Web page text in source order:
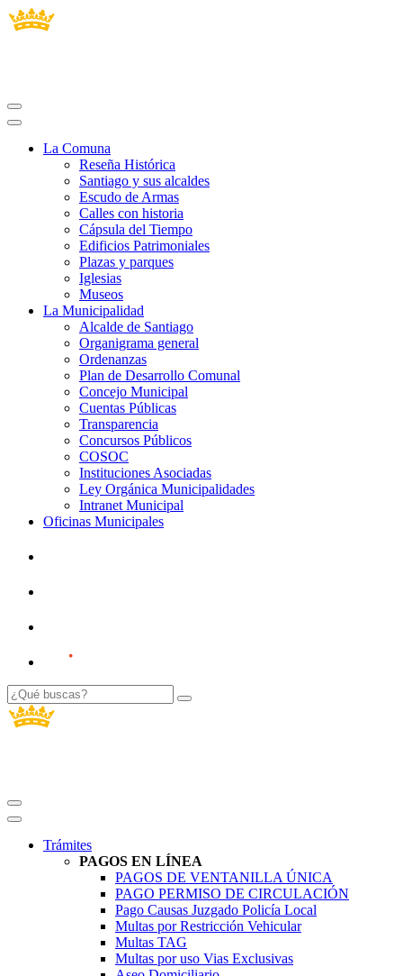
La Comuna
Reseña Histórica
Santiago y sus alcaldes
Escudo de Armas
Calles con historia
Cápsula del Tiempo
Edificios Patrimoniales
Plazas y parques
Iglesias
Museos
La Municipalidad
Alcalde de Santiago
Organigrama general
Ordenanzas
Plan de Desarrollo Comunal
Concejo Municipal
Cuentas Públicas
Transparencia
Concursos Públicos
COSOC
Instituciones Asociadas
Ley Orgánica Municipalidades
Intranet Municipal
Oficinas Municipales
Trámites
PAGOS EN LÍNEA
PAGOS DE VENTANILLA ÚNICA
PAGO PERMISO DE CIRCULACIÓN
Pago Causas Juzgado Policía Local
Multas por Restricción Vehicular
Multas TAG
Multas por uso Vias Exclusivas